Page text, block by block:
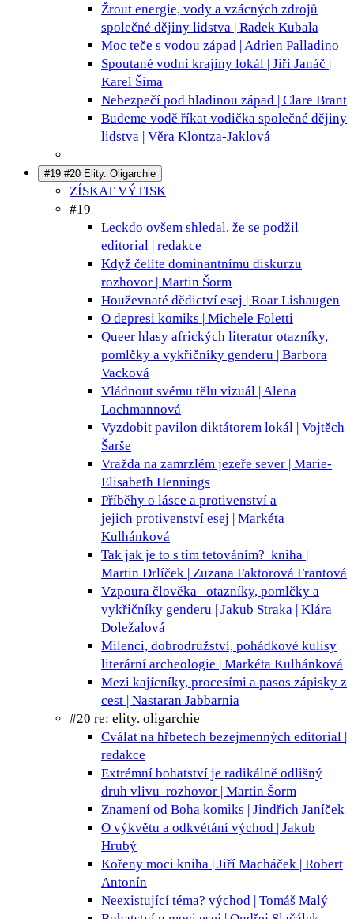
Žrout energie, vody a vzácných zdrojů
společné dějiny lidstva | Radek Kubala
Moc teče s vodou západ | Adrien Palladino
Spoutané vodní krajiny lokál | Jiří Janáč |
Karel Šima
Nebezpečí pod hladinou západ | Clare Brant
Budeme vodě říkat vodička společné dějiny
lidstva | Věra Klontza-Jaklová
#19 #20 Elity. Oligarchie
ZÍSKAT VÝTISK
#19
Leckdo ovšem shledal, že se podžil
editorial | redakce
Když čelíte dominantnímu diskurzu
rozhovor | Martin Šorm
Houževnaté dědictví esej | Roar Lishaugen
O depresi komiks | Michele Foletti
Queer hlasy afrických literatur otazníky,
pomlčky a vykřičníky genderu | Barbora
Vacková
Vládnout svému tělu vizuál | Alena
Lochmannová
Vyzdobit pavilon diktátorem lokál | Vojtěch
Šarše
Vražda na zamrzlém jezeře sever | Marie-
Elisabeth Hennings
Příběhy o lásce a protivenství a
jejich protivenství esej | Markéta
Kulhánková
Tak jak je to s tím tetováním? kniha |
Martin Drlíček | Zuzana Faktorová Frantová
Vzpoura člověka
otazníky, pomlčky a
vykřičníky genderu | Jakub Straka | Klára
Doležalová
Milenci, dobrodružství, pohádkové kulisy
literární archeologie | Markéta Kulhánková
Mezi kajícníky, procesími a pasos zápisky z
cest | Nastaran Jabbarnia
#20 re: elity. oligarchie
Cválat na hřbetech bezejmenných editorial |
redakce
Extrémní bohatství je radikálně odlišný
druh vlivu rozhovor | Martin Šorm
Znamení od Boha komiks | Jindřich Janíček
O výkvětu a odkvétání východ | Jakub
Hrubý
Kořeny moci kniha | Jiří Macháček | Robert
Antonín
Neexistující téma? východ | Tomáš Malý